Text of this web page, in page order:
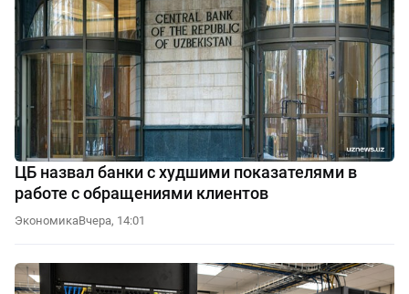
ЦБ назвал банки с худшими показателями в
работе с обращениями клиентов
ЭкономикаВчера, 14:01